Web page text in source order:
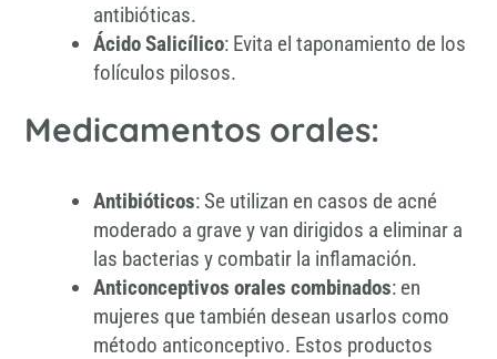
antibióticas.
Ácido Salicílico: Evita el taponamiento de los
folículos pilosos.
Medicamentos orales:
Antibióticos: Se utilizan en casos de acné
moderado a grave y van dirigidos a eliminar a
las bacterias y combatir la inflamación.
Anticonceptivos orales combinados: en
mujeres que también desean usarlos como
método anticonceptivo. Estos productos